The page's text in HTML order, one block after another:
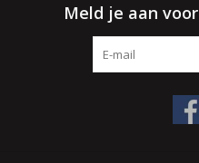
Meld je aan